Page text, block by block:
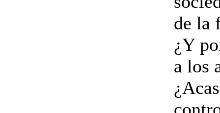
de la
¿Y
a los